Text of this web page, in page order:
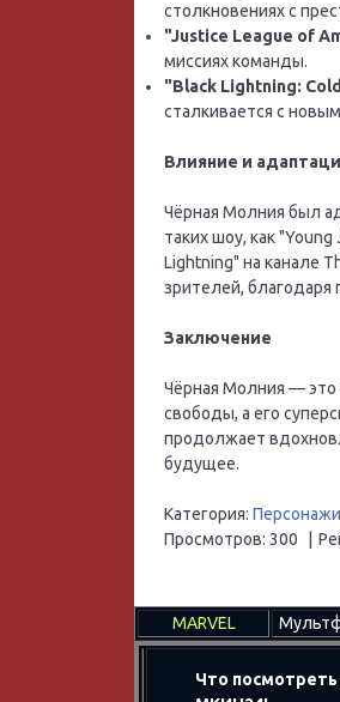
столкновениях с
"Justice League of
миссиях команды.
"Black Lightning:
сталкивается с
Влияние и
Чёрная Молния был
таких шоу, как
Lightning" на канале
зрителей,
Заключение
Чёрная Молния — это
свободы, а его
продолжает
будущее.
Категория:
Просмотров: 300
MARVEL
Что